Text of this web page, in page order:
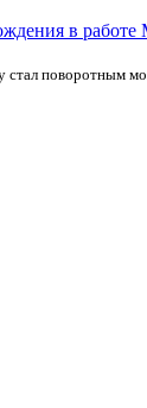
в
стал поворотным